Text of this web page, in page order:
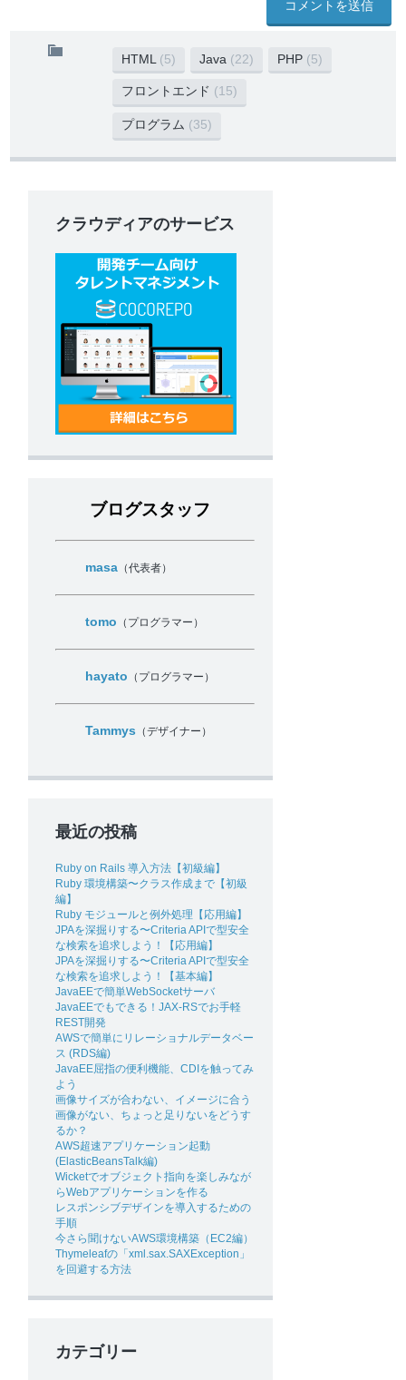
HTML (5) Java (22) PHP (5)
フロントエンド (15)
プログラム (35)
クラウディアのサービス
ブログスタッフ
masa （代表者）
tomo （プログラマー）
hayato （プログラマー）
Tammys （デザイナー）
最近の投稿
Ruby on Rails 導入方法【初級編】
Ruby 環境構築〜クラス作成まで【初級
編】
Ruby モジュールと例外処理【応用編】
JPAを深掘りする〜Criteria APIで型安全
な検索を追求しよう！【応用編】
JPAを深掘りする〜Criteria APIで型安全
な検索を追求しよう！【基本編】
JavaEEで簡単WebSocketサーバ
JavaEEでもできる！JAX-RSでお手軽
REST開発
AWSで簡単にリレーショナルデータベー
ス (RDS編)
JavaEE屈指の便利機能、CDIを触ってみ
よう
画像サイズが合わない、イメージに合う
画像がない、ちょっと足りないをどうす
るか？
AWS超速アプリケーション起動
(ElasticBeansTalk編)
Wicketでオブジェクト指向を楽しみなが
らWebアプリケーションを作る
レスポンシブデザインを導入するための
手順
今さら聞けないAWS環境構築（EC2編）
Thymeleafの「xml.sax.SAXException」
を回避する方法
カテゴリー